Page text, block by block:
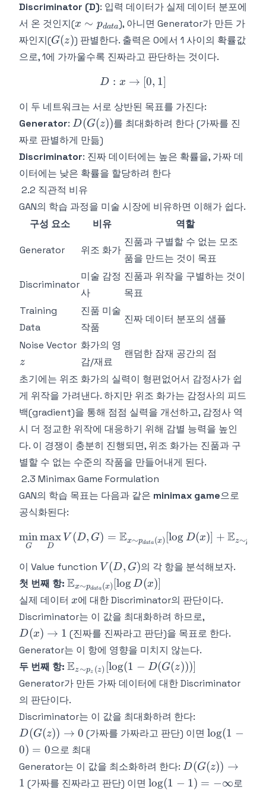
Discriminator (D): 입력 데이터가 실제 데이터 분포에
서 온 것인지(x \sim
p_{data}
x ∼ pdata), 아니면 Generator가 만든 가
짜인지(G(z)
G(z)) 판별한다. 출력은 0에서 1 사이의 확률값
으로, 1에 가까울수록 진짜라고 판단하는 것이다.
D: x \rightarrow [0, 1]
D : x → [0, 1]
이 두 네트워크는 서로 상반된 목표를 가진다:
Generator: D(G(z))
D(G(z))를 최대화하려 한다 (가짜를 진
짜로 판별하게 만듦)
Discriminator: 진짜 데이터에는 높은 확률을, 가짜 데
이터에는 낮은 확률을 할당하려 한다
2.2 직관적 비유
GAN의 학습 과정을 미술 시장에 비유하면 이해가 쉽다.
구성 요소
비유 역할
Generator 위조 화가
진품과 구별할 수 없는 모조
품을 만드는 것이 목표
Discriminator
미술 감정
사
진품과 위작을 구별하는 것이
목표
Training
Data
진품 미술
작품
진짜 데이터 분포의 샘플
Noise Vector
z
화가의 영
감/재료
랜덤한 잠재 공간의 점
초기에는 위조 화가의 실력이 형편없어서 감정사가 쉽
게 위작을 가려낸다. 하지만 위조 화가는 감정사의 피드
백(gradient)을 통해 점점 실력을 개선하고, 감정사 역
시 더 정교한 위작에 대응하기 위해 감별 능력을 높인
다. 이 경쟁이 충분히 진행되면, 위조 화가는 진품과 구
별할 수 없는 수준의 작품을 만들어내게 된다.
2.3 Minimax Game Formulation
GAN의 학습 목표는 다음과 같은 minimax game으로
공식화된다:
\min_G \max_D V(D,
G
min
D
max V (D, G) = Ex∼pdata (x) [log D(x)] + Ez∼p
이 Value function V(D,
G)
V (D, G)의 각 항을 분석해보자.
첫 번째 항: \mathbb{E}_{x
\sim p_{data}
(x)}[\log D(x)]
Ex∼pdata (x) [logD(x)]
실제 데이터 x
x에 대한 Discriminator의 판단이다.
Discriminator는 이 값을 최대화하려 하므로,
\rightarrow
D(x) → 1 (진짜를 진짜라고 판단)을 목표로 한다.
Generator는 이 항에 영향을 미치지 않는다.
두 번째 항: \mathbb{E}_{z
\sim p_z(z)}
[\log(1 -
D(G(z)))]
Ez∼pz (z) [log(1 − D(G(z)))]
Generator가 만든 가짜 데이터에 대한 Discriminator
의 판단이다.
Discriminator는 이 값을 최대화하려 한다:
\rightarrow
D(G(z)) → 0 (가짜를 가짜라고 판단) 이면\log(1
0
log(1 −
0) = 0으로 최대
Generator는 이 값을 최소화하려 한다: D(G(z))
\rightarrow
D(G(z)) →
1 (가짜를 진짜라고 판단) 이면 \log(1
log(1 − 1) = −∞로